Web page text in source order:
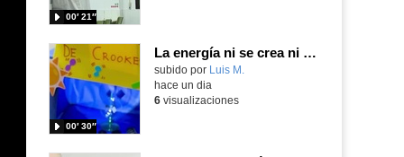
00′ 21″
La energía ni se crea ni se destruye... ¡se experimenta! El Tierno en la Feria Madrid es Ciencia 2026
Contenido educativo.
subido por Luis M.
00′ 30″
hace un dia
6visualizaciones